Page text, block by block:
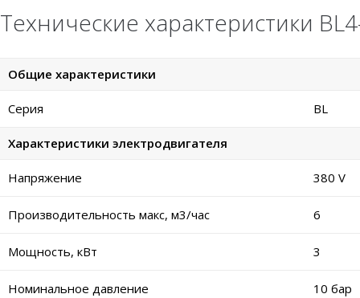
Технические характеристики
Общие характеристики
Серия BL
Характеристики электродвигателя
Напряжение 380 V
Производительность макс, м3/час 6
Мощность, кВт 3
Номинальное давление 10 бар